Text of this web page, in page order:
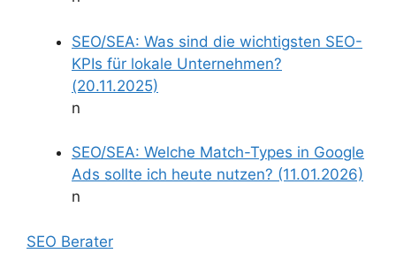
SEO/SEA: Was sind die wichtigsten SEO-
KPIs für lokale Unternehmen?
(20.11.2025)
n
SEO/SEA: Welche Match-Types in Google
Ads sollte ich heute nutzen? (11.01.2026)
n
SEO Berater